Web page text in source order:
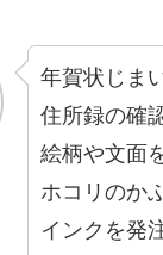
年賀状じま
住所録の確
絵柄や文面
ホコリのか
インクを発